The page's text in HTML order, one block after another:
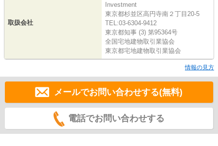
取扱会社
Investment
東京都杉並区高円寺南２丁目20-5
TEL:03-6304-9412
東京都知事 (3) 第95364号
全国宅地建物取引業協会
東京都宅地建物取引業協会
情報の見方
メールでお問い合わせする(無料)
電話でお問い合わせする